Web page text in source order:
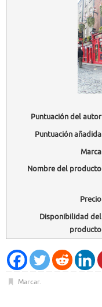
Puntuación del autor
Puntuación añadida
Marca
Nombre del producto
Precio
Disponibilidad del
producto
Marcar.